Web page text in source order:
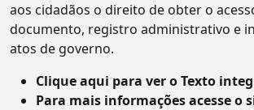
aos cidadãos o direito de obter o
documento, registro administrativo e
atos de governo.
Clique aqui para ver o Texto
Para mais informaçõesacesse o